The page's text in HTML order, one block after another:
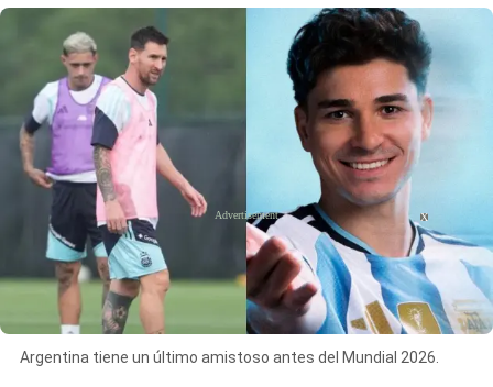
Argentina tiene un último amistoso antes del Mundial 2026.
X